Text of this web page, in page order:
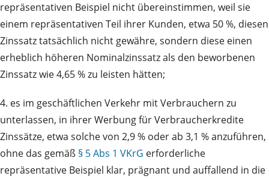
repräsentativen Beispiel nicht übereinstimmen, weil sie
einem repräsentativen Teil ihrer Kunden, etwa 50 %, diesen
Zinssatz tatsächlich nicht gewähre, sondern diese einen
erheblich höheren Nominalzinssatz als den beworbenen
Zinssatz wie 4,65 % zu leisten hätten;
4. es im geschäftlichen Verkehr mit Verbrauchern zu
unterlassen, in ihrer Werbung für Verbraucherkredite
Zinssätze, etwa solche von 2,9 % oder ab 3,1 % anzuführen,
ohne das gemäß § 5 Abs 1 VKrG erforderliche
repräsentative Beispiel klar, prägnant und auffallend in die